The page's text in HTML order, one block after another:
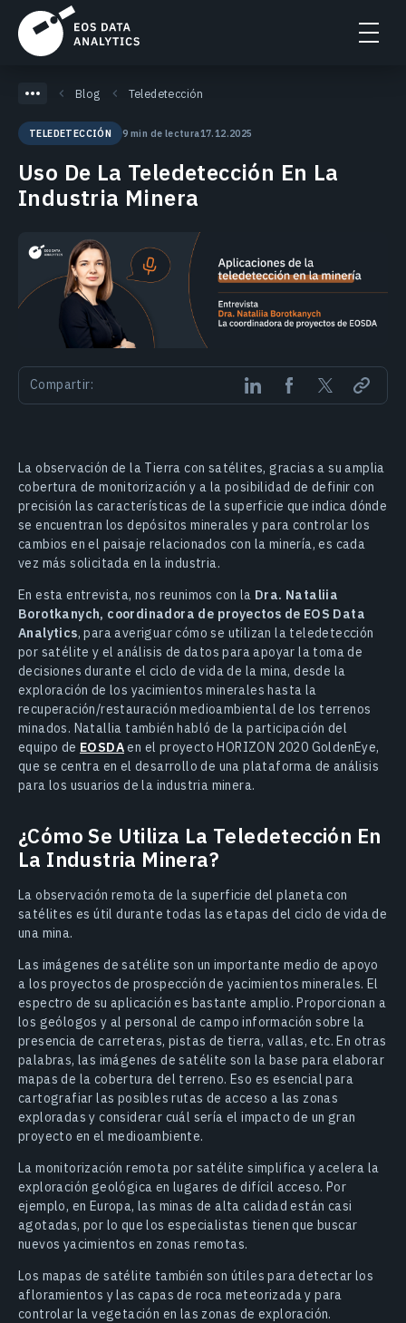
Blog Teledetección
TELEDETECCIÓN 9 min de lectura17.12.2025
Uso De La Teledetección En La
Industria Minera
Compartir:
La observación de la Tierra con satélites, gracias a su amplia
cobertura de monitorización y a la posibilidad de definir con
precisión las características de la superficie que indica dónde
se encuentran los depósitos minerales y para controlar los
cambios en el paisaje relacionados con la minería, es cada
vez más solicitada en la industria.
En esta entrevista, nos reunimos con la Dra. Nataliia
Borotkanych, coordinadora de proyectos de EOS Data
Analytics, para averiguar cómo se utilizan la teledetección
por satélite y el análisis de datos para apoyar la toma de
decisiones durante el ciclo de vida de la mina, desde la
exploración de los yacimientos minerales hasta la
recuperación/restauración medioambiental de los terrenos
minados. Natallia también habló de la participación del
equipo de EOSDAen el proyecto HORIZON 2020 GoldenEye,
que se centra en el desarrollo de una plataforma de análisis
para los usuarios de la industria minera.
¿Cómo Se Utiliza La Teledetección En
La Industria Minera?
La observación remota de la superficie del planeta con
satélites es útil durante todas las etapas del ciclo de vida de
una mina.
Las imágenes de satélite son un importante medio de apoyo
a los proyectos de prospección de yacimientos minerales. El
espectro de su aplicación es bastante amplio. Proporcionan a
los geólogos y al personal de campo información sobre la
presencia de carreteras, pistas de tierra, vallas, etc. En otras
palabras, las imágenes de satélite son la base para elaborar
mapas de la cobertura del terreno. Eso es esencial para
cartografiar las posibles rutas de acceso a las zonas
exploradas y considerar cuál sería el impacto de un gran
proyecto en el medioambiente.
La monitorización remota por satélite simplifica y acelera la
exploración geológica en lugares de difícil acceso. Por
ejemplo, en Europa, las minas de alta calidad están casi
agotadas, por lo que los especialistas tienen que buscar
nuevos yacimientos en zonas remotas.
Los mapas de satélite también son útiles para detectar los
afloramientos y las capas de roca meteorizada y para
controlar la vegetación en las zonas de exploración.